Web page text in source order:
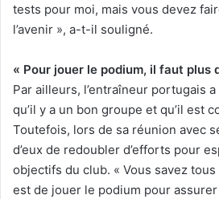
tests pour moi, mais vous devez
l’avenir », a-t-il souligné.
« Pour jouer le podium, il faut plus
Par ailleurs, l’entraîneur portugais
qu’il y a un bon groupe et qu’il est
Toutefois, lors de sa réunion avec
d’eux de redoubler d’efforts pour
objectifs du club. « Vous savez
est de jouer le podium pour